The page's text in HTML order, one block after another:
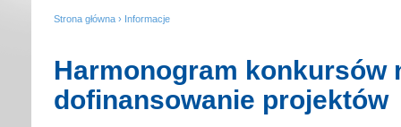
Strona główna › Informacje
Harmonogram konkursów
dofinansowanie projektów